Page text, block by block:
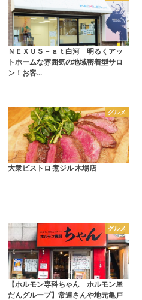
ＮＥＸＵＳ－ａｔ白河 明るくアッ
トホームな雰囲気の地域密着型サロ
ン！お客…
グルメ
大衆ビストロ 煮ジル 木場店
グルメ
【ホルモン専科ちゃん ホルモン屋
だんグループ】常連さんや地元亀戸